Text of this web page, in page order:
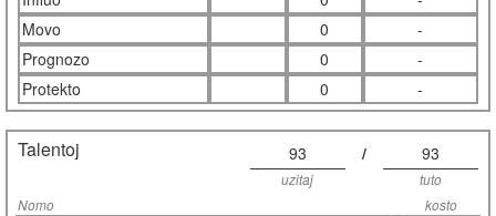
Movo
0
-
Prognozo
0
-
Protekto
0 -
Talentoj 93 / 93
uzitaj
tuto
Nomo
kosto